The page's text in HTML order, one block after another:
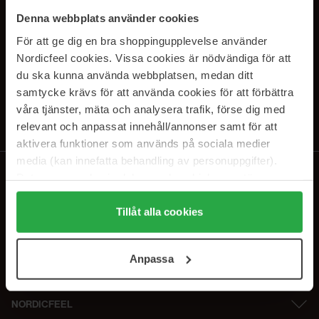
Denna webbplats använder cookies
För att ge dig en bra shoppingupplevelse använder
Nordicfeel cookies. Vissa cookies är nödvändiga för att
du ska kunna använda webbplatsen, medan ditt
samtycke krävs för att använda cookies för att förbättra
våra tjänster, mäta och analysera trafik, förse dig med
relevant och anpassat innehåll/annonser samt för att
aktivera funktioner som används på sociala medier
media (kan innefatta behandling av personuppgifter).
Genom att trycka på "Tillåt alla cookies" accepterar du
alla cookies, medan du under "Detaljer" kan anpassa
användningen av cookies. Du kan när som helst återkalla
samt vår Integritetspolicy.
Tillåt alla cookies
Anpassa
SUBSCRIBE TO OUR
NEWSLETTER
E-postadresse
Ved å abonnere godtar du vårpersonvernerklæring. Du kan melde deg
NORDICFEEL